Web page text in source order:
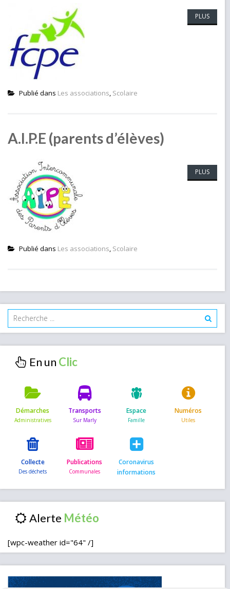
PLUS
Publié dans Les associations, Scolaire
A.I.P.E (parents d’élèves)
PLUS
Publié dans Les associations, Scolaire
En un
Démarches Transports Espace Numéros
Collecte Publications
Coronavirus
informations
Alerte
[wpc-weather id="64" /]